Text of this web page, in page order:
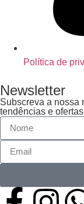
Política de
Newsletter
Subscreva a nossa
tendências e